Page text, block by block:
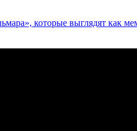
которые выглядят как